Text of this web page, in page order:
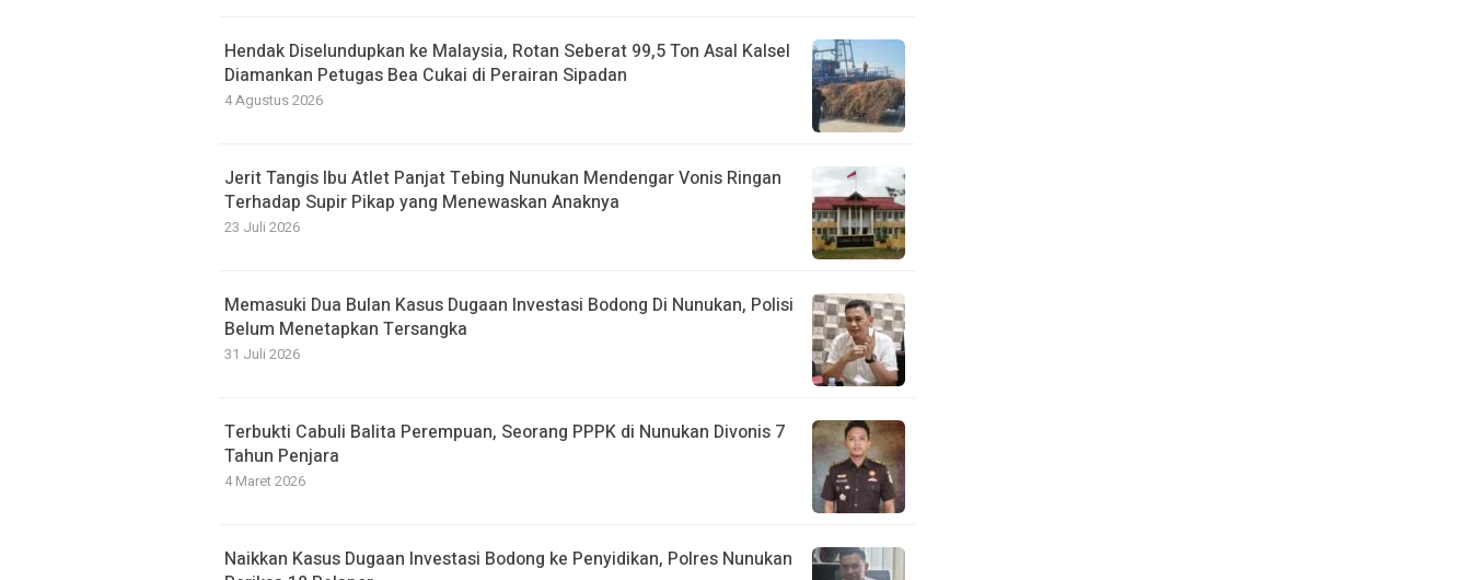
Hendak Diselundupkan ke Malaysia, Rotan Seberat 99,5 Ton Asal Kalsel
Diamankan Petugas Bea Cukai di Perairan Sipadan
4 Agustus 2026
Jerit Tangis Ibu Atlet Panjat Tebing Nunukan Mendengar Vonis Ringan
Terhadap Supir Pikap yang Menewaskan Anaknya
23 Juli 2026
Memasuki Dua Bulan Kasus Dugaan Investasi Bodong Di Nunukan, Polisi
Belum Menetapkan Tersangka
31 Juli 2026
Terbukti Cabuli Balita Perempuan, Seorang PPPK di Nunukan Divonis 7
Tahun Penjara
4 Maret 2026
Naikkan Kasus Dugaan Investasi Bodong ke Penyidikan, Polres Nunukan